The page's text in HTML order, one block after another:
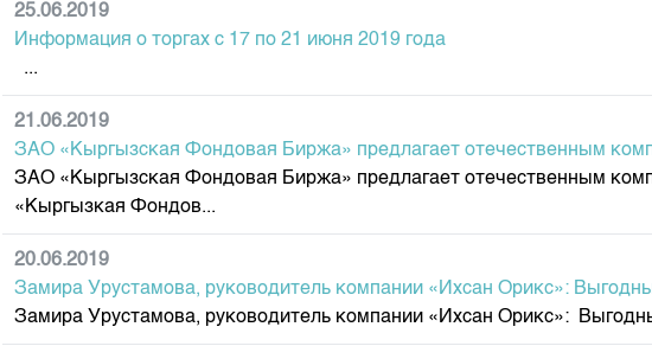
25.06.2019
Информация о торгах c 17 по 21 июня 2019 года
...
21.06.2019
ЗАО «Кыргызская Фондовая Биржа» предлагает отечественным
ЗАО «Кыргызская Фондовая Биржа» предлагает отечественным
«Кыргызкая Фондов...
20.06.2019
Замира Урустамова, руководитель компании «Ихсан Орикс»:
Замира Урустамова, руководитель компании «Ихсан Орикс»: